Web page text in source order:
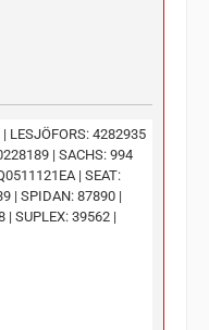
LESJÖFORS: 4282935
| SACHS: 994
| SEAT:
| SPIDAN: 87890 |
| SUPLEX: 39562 |